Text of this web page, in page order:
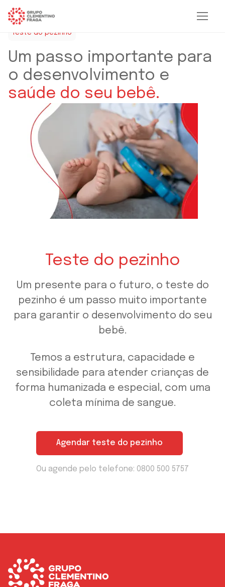
Teste do pezinho
Um passo importante para
o desenvolvimento e
saúde do seu bebê.
Teste do pezinho
Um presente para o futuro, o teste do
pezinho é um passo muito importante
para garantir o desenvolvimento do seu
bebê.
Temos a estrutura, capacidade e
sensibilidade para atender crianças de
forma humanizada e especial, com uma
coleta mínima de sangue.
Agendar teste do pezinho
Ou agende pelo telefone: 0800 500 5757